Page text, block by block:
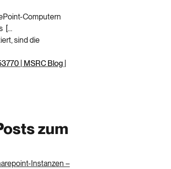
Computern
[…
sind die
| MSRC Blog |
zum
Instanzen –